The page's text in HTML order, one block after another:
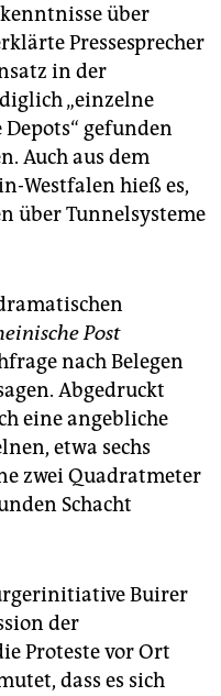
über
Pressesprecher
in der
„einzelne
gefunden
Auch aus dem
Westfalen hieß es,
über Tunnelsysteme
Post
nach Belegen
Abgedruckt
eine angebliche
etwa sechs
zwei Quadratmeter
Schacht
Buirer
der
Proteste vor Ort
dass es sich